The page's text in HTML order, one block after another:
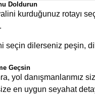
Doldurun
kurduğunuz rotayı
seçin dilerseniz peşin,
Geçsin
yol danışmanlarımız
en uygun seyahat